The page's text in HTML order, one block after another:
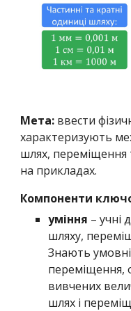
Мета: ввести
характеризують
шлях, переміщення
на прикладах.
Компоненти
уміння – учні
шляху,
Знають
переміщення,
вивчених
шлях і